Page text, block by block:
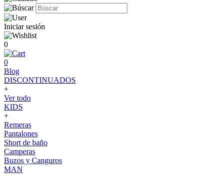
Iniciar sesión
0
0
Blog
DISCONTINUADOS
+
Ver todo
KIDS
+
Remeras
Pantalones
Short de baño
Camperas
Buzos y Canguros
MAN